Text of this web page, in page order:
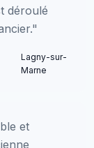
déroulé
Lagny-sur-
Marne
et